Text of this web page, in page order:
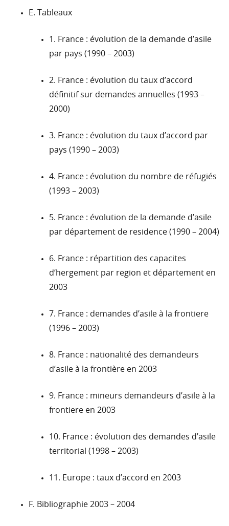
E. Tableaux
1. France : évolution de la demande d’asile
par pays (1990 – 2003)
2. France : évolution du taux d’accord
définitif sur demandes annuelles (1993 –
2000)
3. France : évolution du taux d’accord par
pays (1990 – 2003)
4. France : évolution du nombre de réfugiés
(1993 – 2003)
5. France : évolution de la demande d’asile
par département de residence (1990 – 2004)
6. France : répartition des capacites
d’hergement par region et département en
2003
7. France : demandes d’asile à la frontiere
(1996 – 2003)
8. France : nationalité des demandeurs
d’asile à la frontière en 2003
9. France : mineurs demandeurs d’asile à la
frontiere en 2003
10. France : évolution des demandes d’asile
territorial (1998 – 2003)
11. Europe : taux d’accord en 2003
F. Bibliographie 2003 – 2004